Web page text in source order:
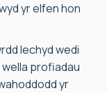
yr elfen hon
Iechyd wedi
profiadau
yr